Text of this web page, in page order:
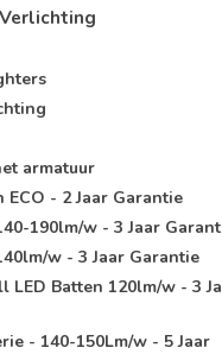
armatuur
ECO - 2 Jaar Garantie
190lm/w - 3 Jaar
w - 3 Jaar Garantie
LED Batten 120lm/w - 3
- 140-150Lm/w - 5 Jaar